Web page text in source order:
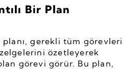
Bir Plan
planı, gerekli tüm görevleri
özetleyerek
görevi görür. Bu plan,